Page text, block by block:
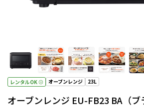
レンタルOK オーブンレンジ 23L
オーブンレンジ EU-FB23 BA（ブ